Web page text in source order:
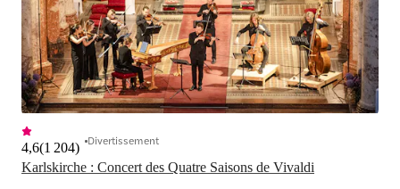
Karlskirche : Concert des Quatre Saisons de Vivaldi
4,6(1 204) Divertissement